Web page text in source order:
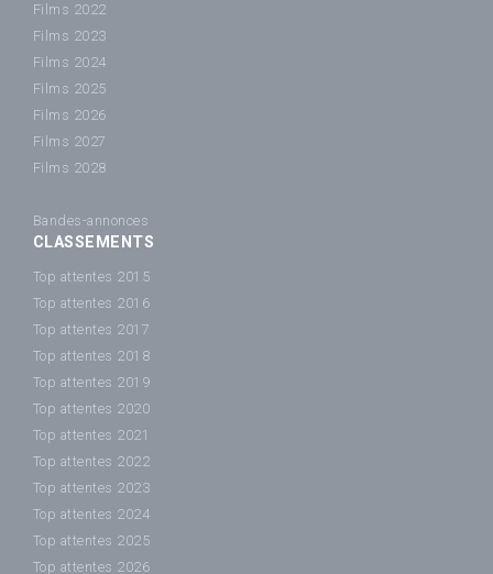
Films 2022
Films 2023
Films 2024
Films 2025
Films 2026
Films 2027
Films 2028
Bandes-annonces
CLASSEMENTS
Top attentes 2015
Top attentes 2016
Top attentes 2017
Top attentes 2018
Top attentes 2019
Top attentes 2020
Top attentes 2021
Top attentes 2022
Top attentes 2023
Top attentes 2024
Top attentes 2025
Top attentes 2026